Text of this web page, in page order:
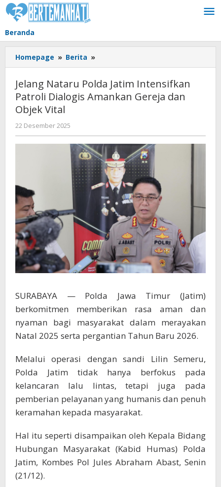
Lewati
ke
Beranda
Homepage » Berita »
Nataru
Jatim
Intensifkan
Gereja
dan
Objek
Vital
Jelang Nataru Polda Jatim Intensifkan
Patroli Dialogis Amankan Gereja dan
Objek Vital
22 Desember 2025
BangAdmin
SURABAYA — Polda Jawa Timur (Jatim)
berkomitmen memberikan rasa aman dan
nyaman bagi masyarakat dalam merayakan
Natal 2025 serta pergantian Tahun Baru 2026.
Melalui operasi dengan sandi Lilin Semeru,
Polda Jatim tidak hanya berfokus pada
kelancaran lalu lintas, tetapi juga pada
pemberian pelayanan yang humanis dan penuh
keramahan kepada masyarakat.
Hal itu seperti disampaikan oleh Kepala Bidang
Hubungan Masyarakat (Kabid Humas) Polda
Jatim, Kombes Pol Jules Abraham Abast, Senin
(21/12).